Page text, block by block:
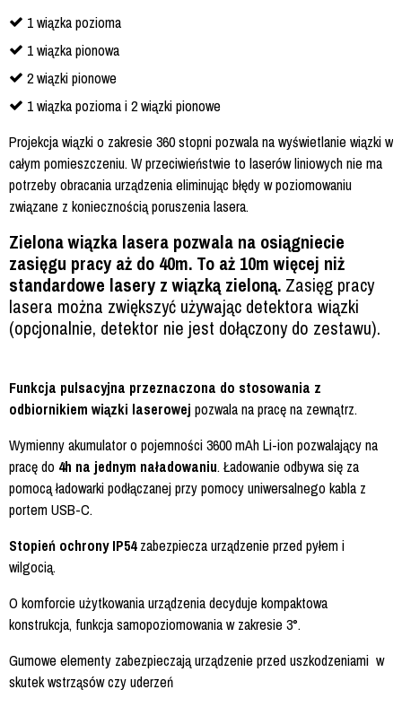
1 wiązka pozioma
1 wiązka pionowa
2 wiązki pionowe
1 wiązka pozioma i 2 wiązki pionowe
Projekcja wiązki o zakresie 360 stopni pozwala na wyświetlanie wiązki w
całym pomieszczeniu. W przeciwieństwie to laserów liniowych nie ma
potrzeby obracania urządzenia eliminując błędy w poziomowaniu
związane z koniecznością poruszenia lasera.
Zielona wiązka lasera pozwala na osiągniecie
zasięgu pracy aż do 40m. To aż 10m więcej niż
standardowe lasery z wiązką zieloną. Zasięg pracy
lasera można zwiększyć używając detektora wiązki
(opcjonalnie, detektor nie jest dołączony do zestawu).
Funkcja pulsacyjna przeznaczona do stosowania z
odbiornikiem wiązki laserowej pozwala na pracę na zewnątrz.
Wymienny akumulator o pojemności 3600 mAh Li-ion pozwalający na
pracę do 4h na jednym naładowaniu. Ładowanie odbywa się za
pomocą ładowarki podłączanej przy pomocy uniwersalnego kabla z
portem USB-C.
Stopień ochrony IP54zabezpiecza urządzenie przed pyłem i
wilgocią.
O komforcie użytkowania urządzenia decyduje kompaktowa
konstrukcja, funkcja samopoziomowania w zakresie 3°.
Gumowe elementy zabezpieczają urządzenie przed uszkodzeniami w
skutek wstrząsów czy uderzeń